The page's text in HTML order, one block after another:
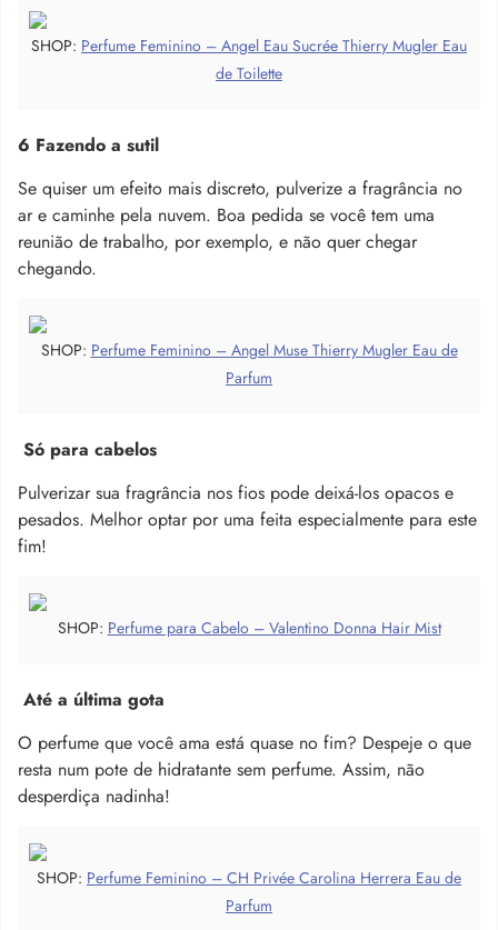
SHOP: Perfume Feminino – Angel Eau Sucrée Thierry Mugler Eau
de Toilette
6 Fazendo a sutil
Se quiser um efeito mais discreto, pulverize a fragrância no
ar e caminhe pela nuvem. Boa pedida se você tem uma
reunião de trabalho, por exemplo, e não quer chegar
chegando.
SHOP: Perfume Feminino – Angel Muse Thierry Mugler Eau de
Parfum
Só para cabelos
Pulverizar sua fragrância nos fios pode deixá-los opacos e
pesados. Melhor optar por uma feita especialmente para este
fim!
SHOP: Perfume para Cabelo – Valentino Donna Hair Mist
Até a última gota
O perfume que você ama está quase no fim? Despeje o que
resta num pote de hidratante sem perfume. Assim, não
desperdiça nadinha!
SHOP: Perfume Feminino – CH Privée Carolina Herrera Eau de
Parfum